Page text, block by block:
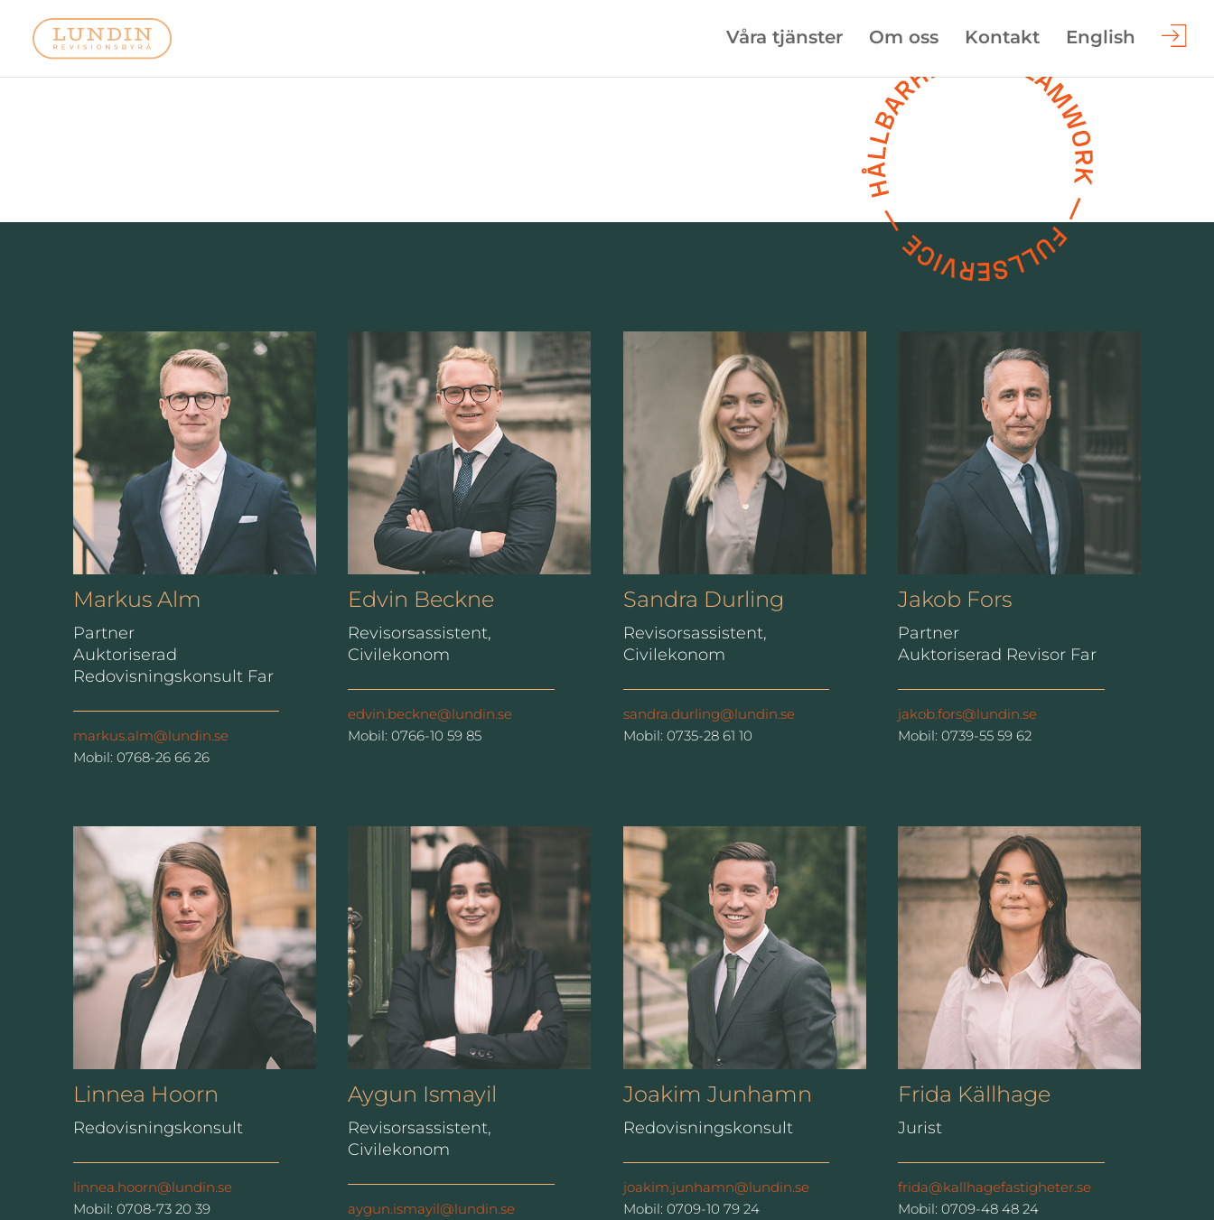
Våra tjänster Om oss Kontakt English
Markus Alm
Partner
Auktoriserad
Redovisningskonsult Far
markus.alm@lundin.se
Mobil: 0768-26 66 26
Edvin Beckne
Revisorsassistent,
Civilekonom
edvin.beckne@lundin.se
Mobil: 0766-10 59 85
Sandra Durling
Revisorsassistent,
Civilekonom
sandra.durling@lundin.se
Mobil: 0735-28 61 10
Jakob Fors
Partner
Auktoriserad Revisor Far
jakob.fors@lundin.se
Mobil: 0739-55 59 62
Linnea Hoorn
Redovisningskonsult
linnea.hoorn@lundin.se
Mobil: 0708-73 20 39
Aygun Ismayil
Revisorsassistent,
Civilekonom
aygun.ismayil@lundin.se
Joakim Junhamn
Redovisningskonsult
joakim.junhamn@lundin.se
Mobil: 0709-10 79 24
Frida Källhage
Jurist
frida@kallhagefastigheter.se
Mobil: 0709-48 48 24